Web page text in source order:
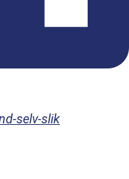
selv-slik